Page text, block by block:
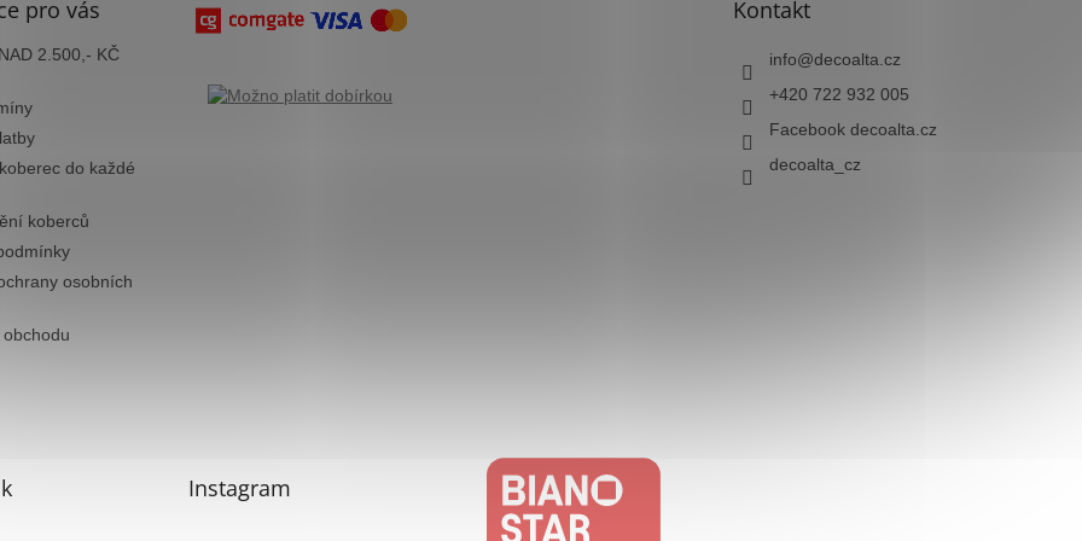
pro vás
2.500,- KČ
do každé
koberců
osobních
Kontakt
info@decoalta.cz
+420 722 932 005
Facebook decoalta.cz
decoalta_cz
Instagram